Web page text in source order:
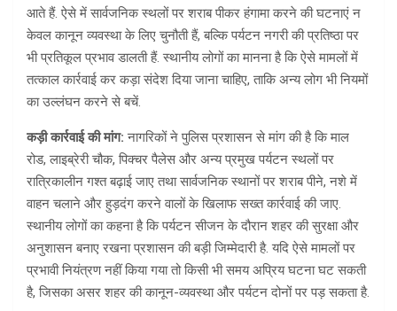
आते हैं. ऐसे में सार्वजनिक स्थलों पर शराब पीकर हंगामा करने की घटनाएं न
केवल कानून व्यवस्था के लिए चुनौती हैं, बल्कि पर्यटन नगरी की प्रतिष्ठा पर
भी प्रतिकूल प्रभाव डालती हैं. स्थानीय लोगों का मानना है कि ऐसे मामलों में
तत्काल कार्रवाई कर कड़ा संदेश दिया जाना चाहिए, ताकि अन्य लोग भी नियमों
का उल्लंघन करने से बचें.
कड़ी कार्रवाई की मांग:नागरिकों ने पुलिस प्रशासन से मांग की है कि माल
रोड, लाइब्रेरी चौक, पिक्चर पैलेस और अन्य प्रमुख पर्यटन स्थलों पर
रात्रिकालीन गश्त बढ़ाई जाए तथा सार्वजनिक स्थानों पर शराब पीने, नशे में
वाहन चलाने और हुड़दंग करने वालों के खिलाफ सख्त कार्रवाई की जाए.
स्थानीय लोगों का कहना है कि पर्यटन सीजन के दौरान शहर की सुरक्षा और
अनुशासन बनाए रखना प्रशासन की बड़ी जिम्मेदारी है. यदि ऐसे मामलों पर
प्रभावी नियंत्रण नहीं किया गया तो किसी भी समय अप्रिय घटना घट सकती
है, जिसका असर शहर की कानून-व्यवस्था और पर्यटन दोनों पर पड़ सकता है.